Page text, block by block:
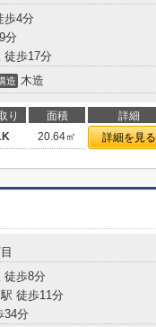
歩4分
分
徒歩17分
造 木造
り 面積 詳細
20.64㎡ 詳細を見る
徒歩8分
駅 徒歩11分
34分